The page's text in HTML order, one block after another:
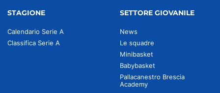
STAGIONE
Calendario Serie A
Classifica Serie A
SETTORE GIOVANILE
News
Le squadre
Minibasket
Babybasket
Pallacanestro Brescia
Academy